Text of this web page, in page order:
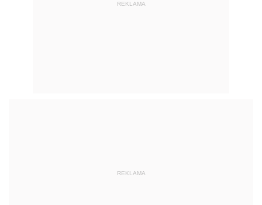
REKLAMA
REKLAMA